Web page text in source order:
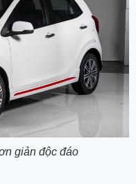
giản độc đáo